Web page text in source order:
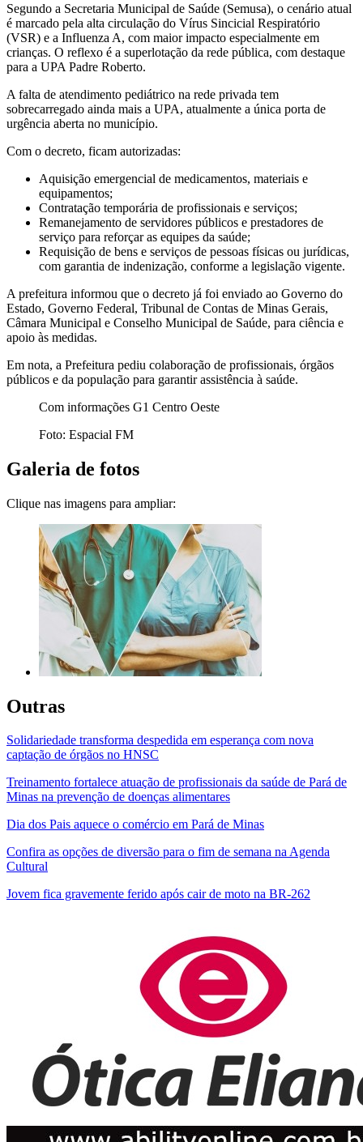
Segundo a Secretaria Municipal de Saúde (Semusa), o cenário atual
é marcado pela alta circulação do Vírus Sincicial Respiratório
(VSR) e a Influenza A, com maior impacto especialmente em
crianças. O reflexo é a superlotação da rede pública, com destaque
para a UPA Padre Roberto.
A falta de atendimento pediátrico na rede privada tem
sobrecarregado ainda mais a UPA, atualmente a única porta de
urgência aberta no município.
Com o decreto, ficam autorizadas:
Aquisição emergencial de medicamentos, materiais e
equipamentos;
Contratação temporária de profissionais e serviços;
Remanejamento de servidores públicos e prestadores de
serviço para reforçar as equipes da saúde;
Requisição de bens e serviços de pessoas físicas ou jurídicas,
com garantia de indenização, conforme a legislação vigente.
A prefeitura informou que o decreto já foi enviado ao Governo do
Estado, Governo Federal, Tribunal de Contas de Minas Gerais,
Câmara Municipal e Conselho Municipal de Saúde, para ciência e
apoio às medidas.
Em nota, a Prefeitura pediu colaboração de profissionais, órgãos
públicos e da população para garantir assistência à saúde.
Com informações G1 Centro Oeste
Foto: Espacial FM
Galeria de fotos
Clique nas imagens para ampliar:
Outras
Solidariedade transforma despedida em esperança com nova
captação de órgãos no HNSC
Treinamento fortalece atuação de profissionais da saúde de Pará de
Minas na prevenção de doenças alimentares
Dia dos Pais aquece o comércio em Pará de Minas
Confira as opções de diversão para o fim de semana na Agenda
Cultural
Jovem fica gravemente ferido após cair de moto na BR-262